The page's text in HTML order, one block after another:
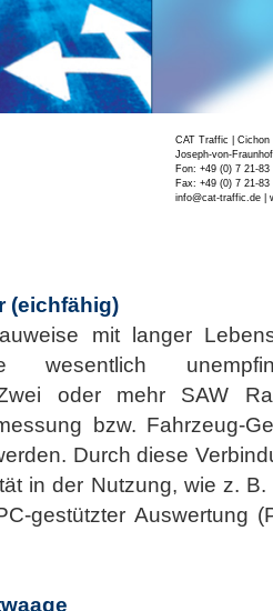
(eichfähig)
mit langer
oder mehr SAW
bzw. Fahrzeug-
Durch diese
in der Nutzung, wie z.
gestützter Auswertung
CAT Traffic | Cichon
Joseph-von-
Fon: +49 (0) 7 21-83
Fax: +49 (0) 7 21-83
info@cat-traffic.de |